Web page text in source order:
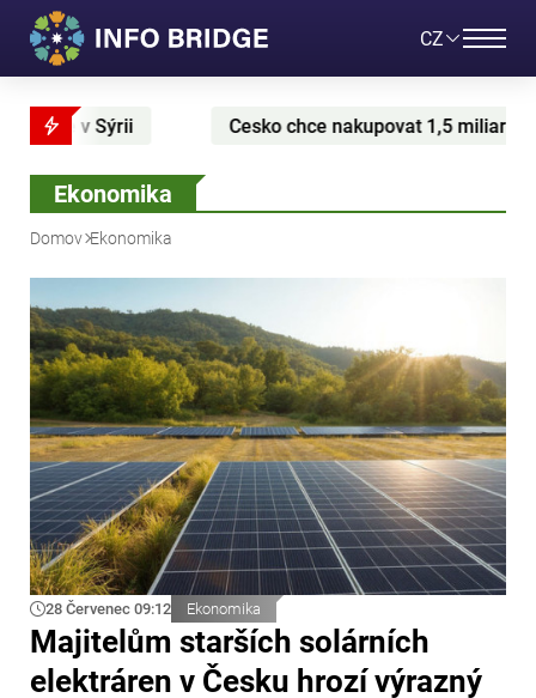
CZ
chce nakupovat 1,5 miliardy kubickych metru plynu z
Ekonomika
Domov Ekonomika
28 Červenec 09:12 Ekonomika
Majitelům starších solárních
elektráren v Česku hrozí výrazný